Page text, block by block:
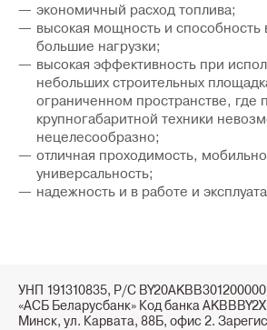
экономичный расход топлива;
высокая мощность и способность
большие нагрузки;
высокая эффективность при
небольших строительных
ограниченном пространстве, где
крупногабаритной техники
нецелесообразно;
отличная проходимость,
универсальность;
надежность и в работе и
УНП 191310835, Р/С
«АСБ Беларусбанк» Код банка
Минск, ул. Карвата, 88Б, офис 2.